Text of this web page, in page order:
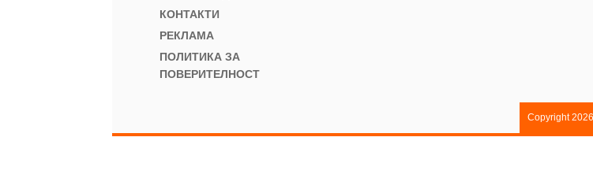
КОНТАКТИ
РЕКЛАМА
ПОЛИТИКА ЗА
ПОВЕРИТЕЛНОСТ
Copyright